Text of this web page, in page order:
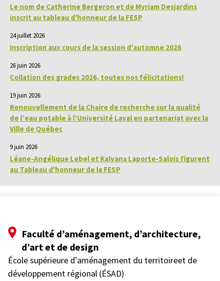
Le nom de Catherine Bergeron et de Myriam Desjardins
inscrit au tableau d'honneur de la FESP
24 juillet 2026
Inscription aux cours de la session d'automne 2026
26 juin 2026
Collation des grades 2026, toutes nos félicitations!
19 juin 2026
Renouvellement de la Chaire de recherche sur la qualité
de l’eau potable à l’Université Laval en partenariat avec la
Ville de Québec
9 juin 2026
Léane-Angélique Lebel et Kalyana Laporte-Salois figurent
au Tableau d'honneur de la FESP
Faculté d’aménagement, d’architecture,
d’art et de design
École supérieure d'aménagement du territoireet de
développement régional (ÉSAD)